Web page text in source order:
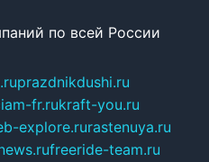
по всей России
prazdnikdushi.ru
fr.rukraft-you.ru
explore.rurastenuya.ru
freeride-team.ru